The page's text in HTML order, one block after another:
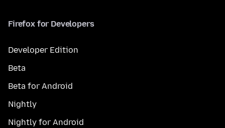
Firefox for Developers
Developer Edition
Beta
Beta for Android
Nightly
Nightly for Android